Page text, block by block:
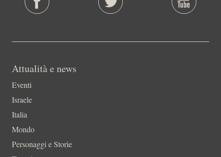
Attualità e news
Eventi
Israele
Italia
Mondo
Personaggi e Storie